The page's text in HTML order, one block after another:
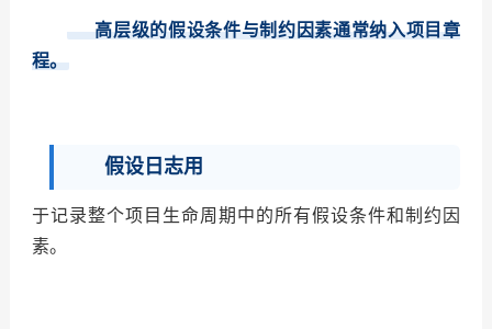
高层级的假设条件与制约因素通常纳入项目章
程。
假设日志用
于记录整个项目生命周期中的所有假设条件和制约因
素。